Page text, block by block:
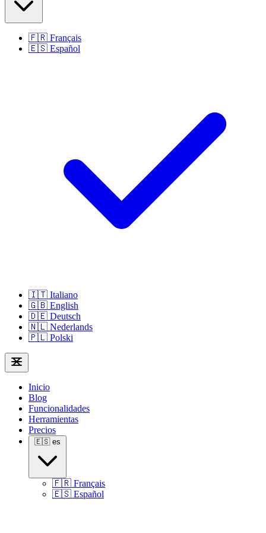
🇫🇷 Français
🇪🇸 Español
🇮🇹 Italiano
🇬🇧 English
🇩🇪 Deutsch
🇳🇱 Nederlands
🇵🇱 Polski
Inicio
Blog
Funcionalidades
Herramientas
Precios
🇪🇸 es
🇫🇷 Français
🇪🇸 Español